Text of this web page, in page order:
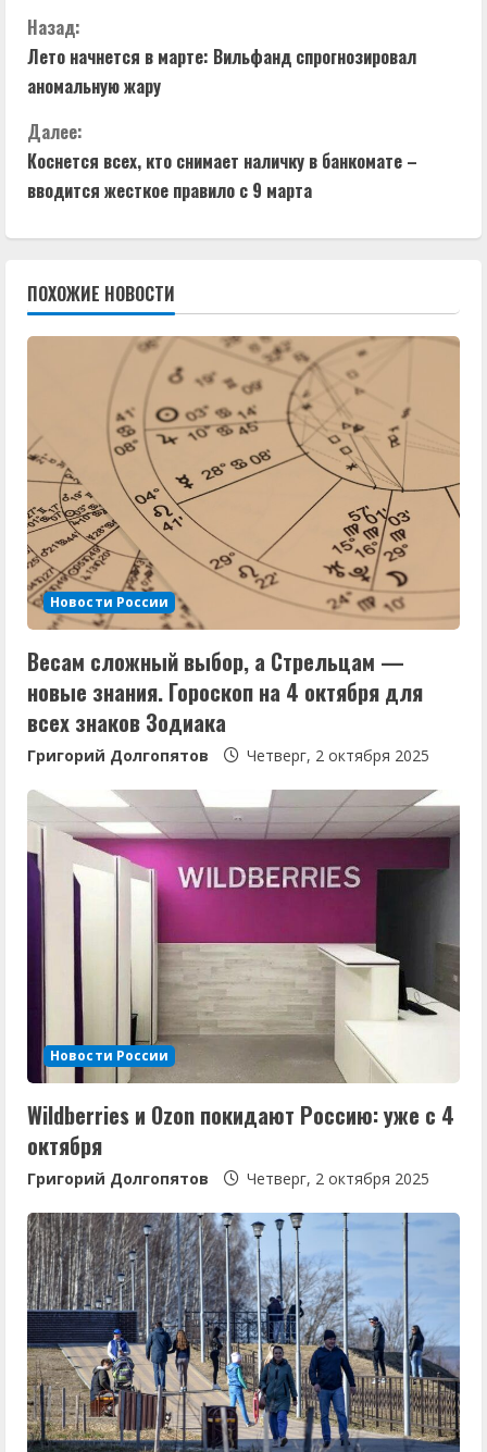
П
р
о
д
ж
и
ь
ч
т
е
н
и
е
Назад:
Лето начнется в марте: Вильфанд спрогнозировал
аномальную жару
Далее:
Коснется всех, кто снимает наличку в банкомате –
вводится жесткое правило с 9 марта
ПОХОЖИЕ НОВОСТИ
Новости России
Весам сложный выбор, а Стрельцам —
новые знания. Гороскоп на 4 октября для
всех знаков Зодиака
Григорий Долгопятов Четверг, 2 октября 2025
Новости России
Wildberries и Ozon покидают Россию: уже с 4
октября
Григорий Долгопятов Четверг, 2 октября 2025